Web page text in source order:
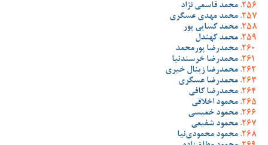
محمد قاسمی نژاد
محمد مهدی عسگری
محمد کسایی پور
محمد کهندل
محمدرضا پورمحمد
محمدرضا خرسندنیا
محمدرضا زینال خیری
محمدرضا عسگری
محمدرضا کافی
محمود اخلاقی
محمود خمیسی
محمود شفیعی
محمود محمودی‌نیا